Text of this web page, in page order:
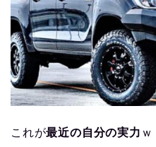
これが最近の自分の実力 ｗ